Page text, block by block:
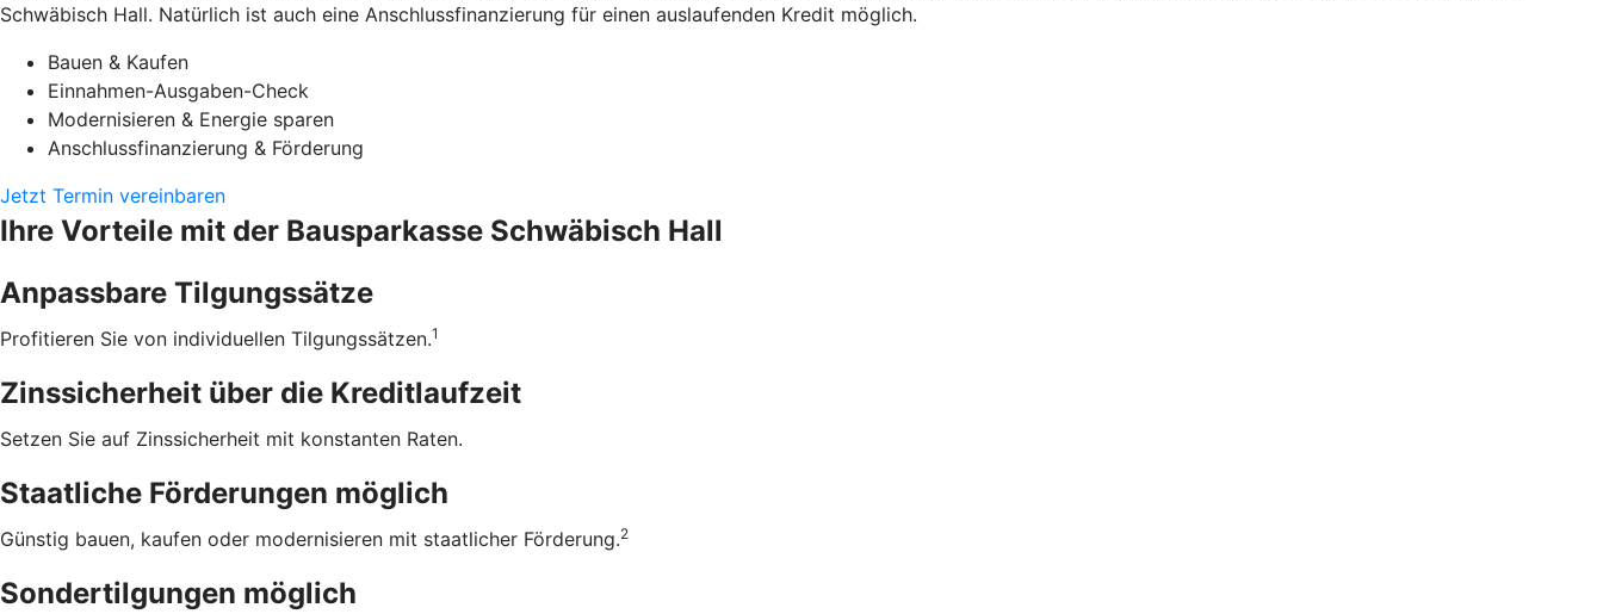
Schwäbisch Hall. Natürlich ist auch eine Anschlussfinanzierung für einen auslaufenden Kredit möglich.
Bauen & Kaufen
Einnahmen-Ausgaben-Check
Modernisieren & Energie sparen
Anschlussfinanzierung & Förderung
Jetzt Termin vereinbaren
Ihre Vorteile mit der Bausparkasse Schwäbisch Hall
Anpassbare Tilgungssätze
Profitieren Sie von individuellen Tilgungssätzen.1
Zinssicherheit über die ­Kreditlaufzeit
Setzen Sie auf Zinssicherheit mit konstanten Raten.
Staatliche Förderungen möglich
Günstig bauen, kaufen oder modernisieren mit staatlicher Förderung.2
Sondertilgungen möglich